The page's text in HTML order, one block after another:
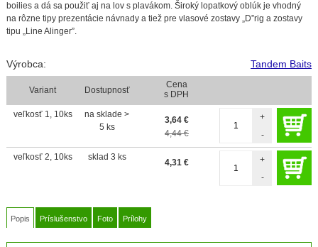
boilies a dá sa použiť aj na lov s plavákom. Široký lopatkový oblúk je vhodný
na rôzne tipy prezentácie návnady a tiež pre vlasové zostavy „D”rig a zostavy
tipu „Line Alinger”.
Výrobca: Tandem Baits
Variant Dostupnosť
Cena
s DPH
veľkosť 1, 10ks
na sklade >
5 ks
3,64 €
4,44 €
-
+
veľkosť 2, 10ks sklad 3 ks
4,31 €
-
+
Popis Príslušenstvo Foto Prílohy